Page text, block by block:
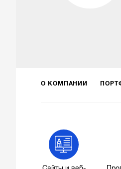
О КОМПАНИИ